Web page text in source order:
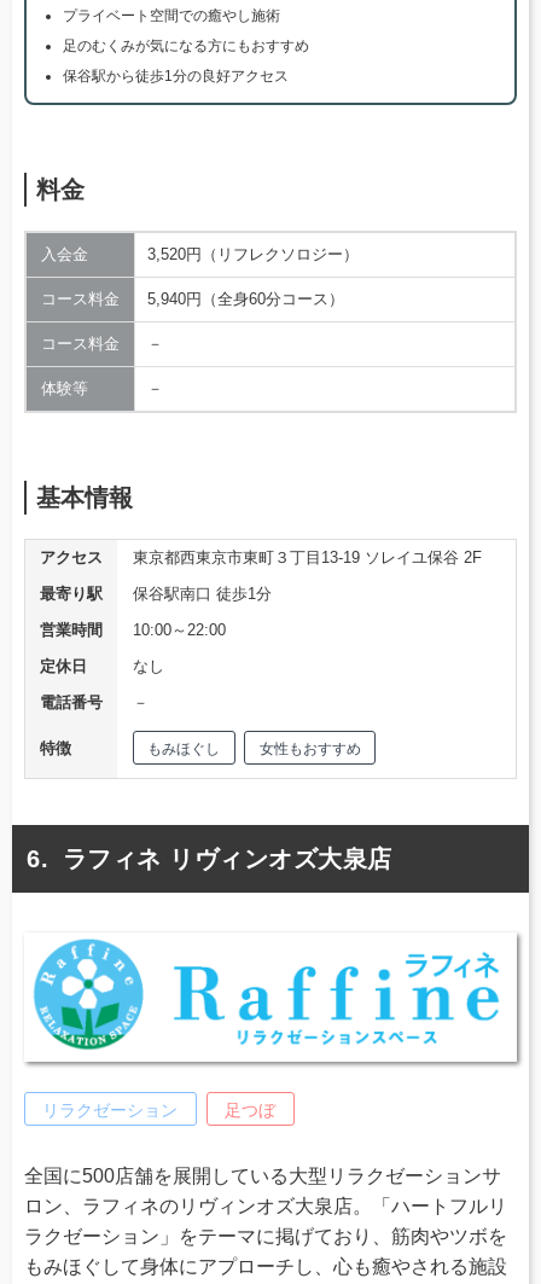
プライベート空間での癒やし施術
足のむくみが気になる方にもおすすめ
保谷駅から徒歩1分の良好アクセス
料金
入会金 3,520円（リフレクソロジー）
コース料金 5,940円（全身60分コース）
コース料金 －
体験等 －
基本情報
アクセス
東京都西東京市東町３丁目13-19 ソレイユ保谷 2F
最寄り駅
保谷駅南口 徒歩1分
営業時間
10:00～22:00
定休日
なし
電話番号
－
特徴 もみほぐし 女性もおすすめ
ラフィネ リヴィンオズ大泉店
リラクゼーション 足つぼ
全国に500店舗を展開している大型リラクゼーションサ
ロン、ラフィネのリヴィンオズ大泉店。「ハートフルリ
ラクゼーション」をテーマに掲げており、筋肉やツボを
もみほぐして身体にアプローチし、心も癒やされる施設